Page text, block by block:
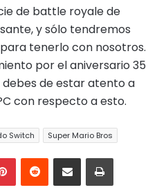
de battle royale de
y sólo tendremos
tenerlo con nosotros.
por el aniversario 35
debes de estar atento a
con respecto a esto.
Switch Super Mario Bros
PinterestReddit Compartir por correo electrónicoImprimir